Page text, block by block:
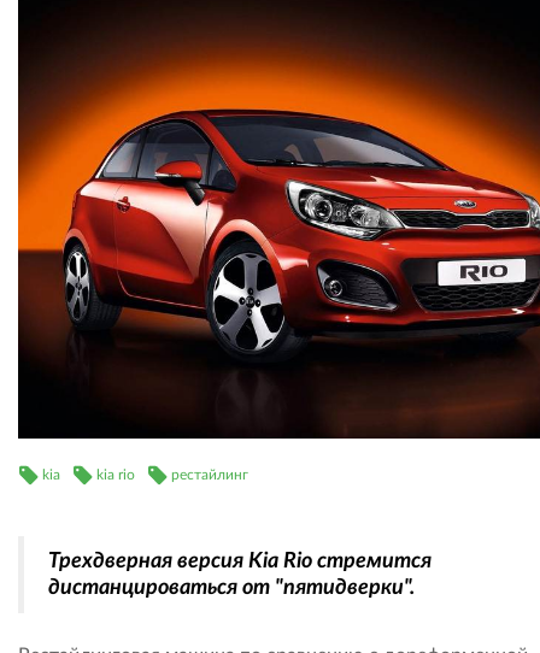
kia kia rio рестайлинг
Трехдверная версия Kia Rio стремится
дистанцироваться от "пятидверки".